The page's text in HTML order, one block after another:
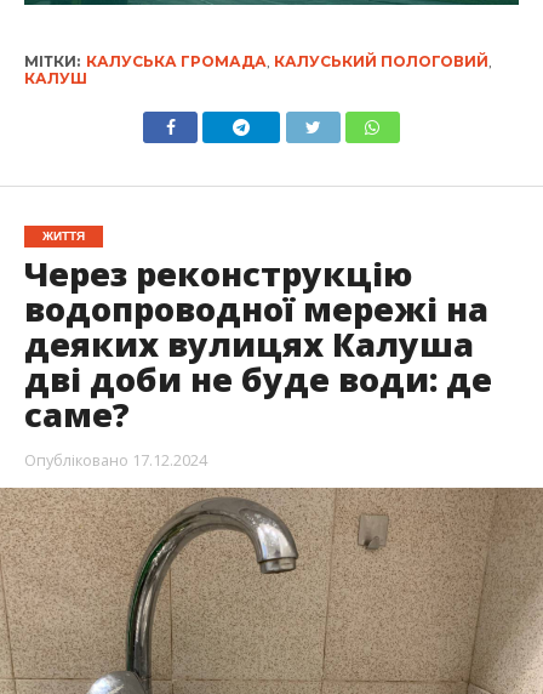
МІТКИ: КАЛУСЬКА ГРОМАДА, КАЛУСЬКИЙ ПОЛОГОВИЙ,
КАЛУШ
ЖИТТЯ
Через реконструкцію
водопроводної мережі на
деяких вулицях Калуша
дві доби не буде води: де
саме?
Опубліковано 17.12.2024